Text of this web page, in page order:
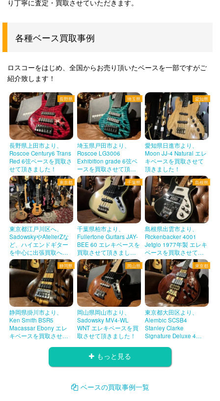
り丁寧に査定・買取させていただきます。
各種ベース買取事例
ロスコーをはじめ、全国からお売り頂いたベースを一部ですがご
紹介致します！
長野県
長野県上田市より、
Roscoe Century6 Trans
Red 6弦ベースを買取さ
せて頂きました！
埼玉県
埼玉県戸田市より、
Roscoe LG3006
Exhibition grade 6弦ベ
ースを買取させて頂き
ました！
愛知県
愛知県日進市より、
Moon JJ-4 Natural エレ
キベースを買取させて
頂きました！
東京都
東京都江戸川区へ、
SadowskyやAtelierZな
ど、ハイエンドギター
を中心に出張買取へ伺
いました。
千葉県
千葉県柏市より、
Fullertone Guitars JAY-
BEE 60 エレキベースを
買取させて頂きまし
た！
島根県
島根県出雲市より、
Rickenbacker 4001
Jetglo 1977年製 エレキ
ベースを買取させて頂
きました！
静岡県
静岡県掛川市より、
Ken Smith BSR5
Macassar Ebony エレ
キベースを買取させて
岡山県
岡山県岡山市より、
Sadowsky MV4-WL
WNT エレキベースを買
取させて頂きました！
東京都
東京都大田区より、
Alembic SCSB4
Stanley Clarke
Signature Deluxe 4
取させて頂きました！
もっと見る
ベースの買取事例一覧